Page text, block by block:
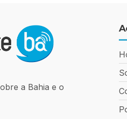
a Bahia e o